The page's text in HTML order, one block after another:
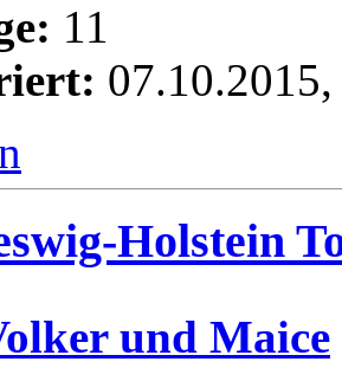
11
Holstein
und Maice